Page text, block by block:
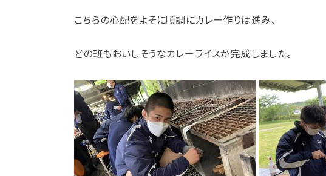
こちらの心配をよそに順調にカレー作りは進み、
どの班もおいしそうなカレーライスが完成しました。